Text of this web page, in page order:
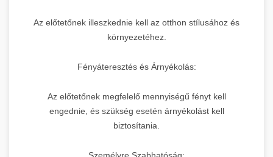
Az előtetőnek illeszkednie kell az otthon stílusához és
környezetéhez.
Fényáteresztés és Árnyékolás:
Az előtetőnek megfelelő mennyiségű fényt kell
engednie, és szükség esetén árnyékolást kell
biztosítania.
Személyre Szabhatóság: